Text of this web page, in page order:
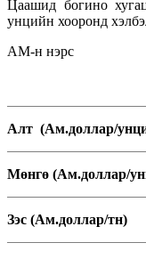
Цаашид богино
унцийн хооронд
АМ-н нэрс
Алт (Ам.доллар/
Мөнгө (Ам.доллар/
Зэс (Ам.доллар/тн)